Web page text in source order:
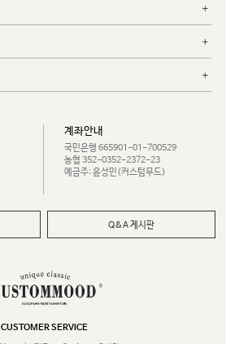
계좌안내
국민은행 665901-01-700529
농협 352-0352-2372-23
예금주: 윤성민(커스텀무드)
Q&A 게시판
CUSTOMER SERVICE